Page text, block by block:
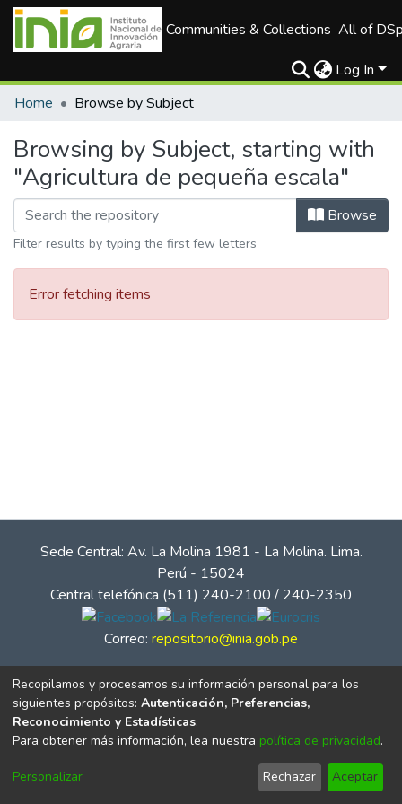
Communities & Collections All of
Log In
Home
Browse by Subject
Browsing by Subject, starting with
"Agricultura de pequeña escala"
Browse
Filter results by typing the first few letters
Error fetching items
Sede Central: Av. La Molina 1981 - La Molina. Lima.
Perú - 15024
Central telefónica (511) 240-2100 / 240-2350
Correo: repositorio@inia.gob.pe
© Instituto Nacional de Innovación Agraria - INIA
Recopilamos y procesamos su información personal para los
siguientes propósitos: Autenticación, Preferencias,
Reconocimiento y Estadísticas.
Para obtener más información, lea nuestra política de privacidad.
Personalizar Rechazar Aceptar